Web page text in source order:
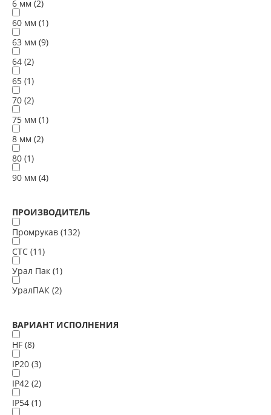
6 мм (2)
60 мм (1)
63 мм (9)
64 (2)
65 (1)
70 (2)
75 мм (1)
8 мм (2)
80 (1)
90 мм (4)
ПРОИЗВОДИТЕЛЬ
Промрукав (132)
СТС (11)
Урал Пак (1)
УралПАК (2)
ВАРИАНТ ИСПОЛНЕНИЯ
HF (8)
IP20 (3)
IP42 (2)
IP54 (1)